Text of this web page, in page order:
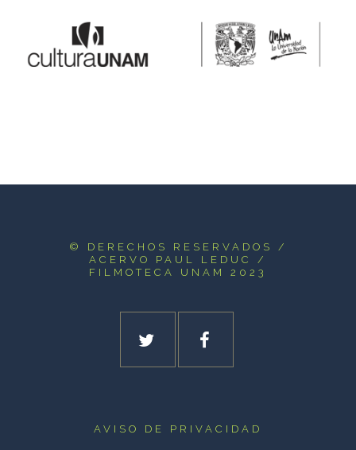
© DERECHOS RESERVADOS
/
ACERVO PAUL LEDUC /
FILMOTECA UNAM 2023
AVISO DE PRIVACIDAD